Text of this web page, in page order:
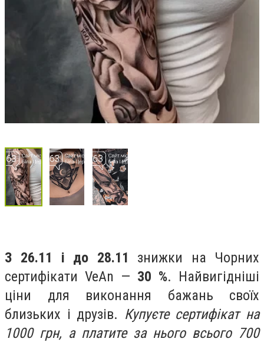
З 26.11 і до 28.11 знижки на Чорних
сертифікати VeAn — 30 %. Найвигідніші
ціни для виконання бажань своїх
близьких і друзів. Купуєте сертифікат на
1000 грн, а платите за нього всього 700